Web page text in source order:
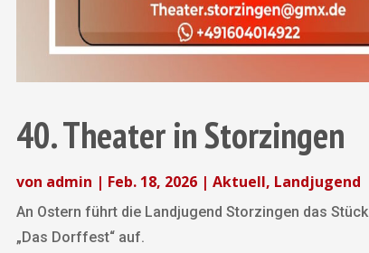
40. Theater in Storzingen
von admin | Feb. 18, 2026| Aktuell, Landjugend
An Ostern führt die Landjugend Storzingen das Stück
„Das Dorffest“ auf.